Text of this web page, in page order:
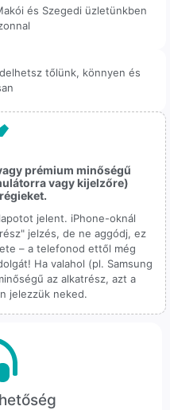
és Szegedi üzletünkben
tőlünk, könnyen és
prémium minőségű
vagy kijelzőre)
jelent. iPhone-oknál
jelzés, de ne aggódj, ez
– a telefonod ettől még
Ha valahol (pl. Samsung
az alkatrész, azt a
jelezzük neked.